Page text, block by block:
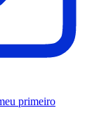
primeiro